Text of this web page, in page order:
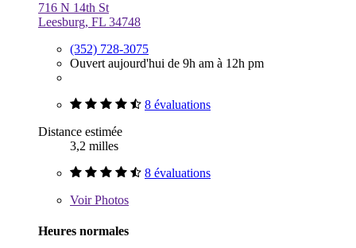
716 N 14th St
Leesburg, FL 34748
(352) 728-3075
Ouvert aujourd'hui de 9h am à 12h pm
8 évaluations
Distance estimée
3,2 milles
8 évaluations
VoirPhotos
Heures normales